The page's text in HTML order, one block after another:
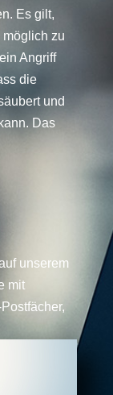
Es gilt,
zu
Angriff
die
und
Das
unserem
mit